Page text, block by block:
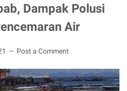
Dampak Polusi
Air
Post a Comment